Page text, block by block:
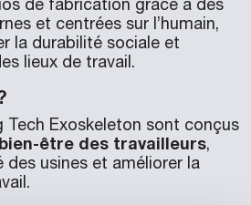
de fabrication grâce à des
et centrées sur l’humain,
la durabilité sociale et
lieux de travail.
Tech Exoskeleton sont conçus
être des travailleurs,
des usines et améliorer la